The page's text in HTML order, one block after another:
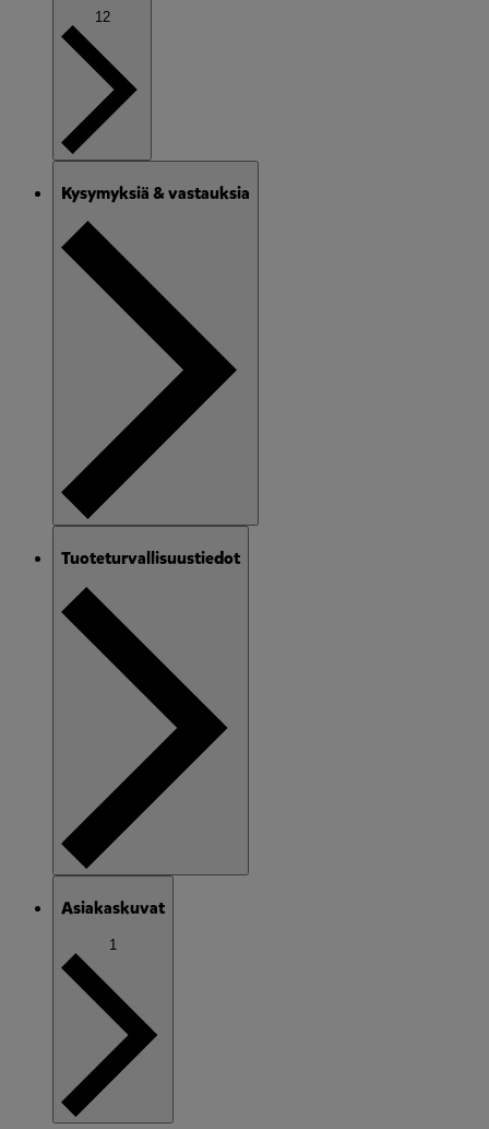
12
Kysymyksiä & vastauksia
Tuoteturvallisuustiedot
Asiakaskuvat
1